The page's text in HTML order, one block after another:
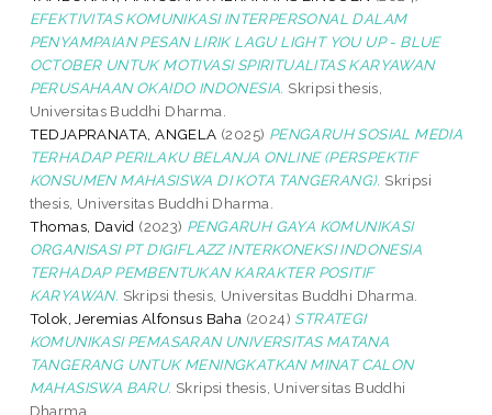
EFEKTIVITAS KOMUNIKASI INTERPERSONAL DALAM
PENYAMPAIAN PESAN LIRIK LAGU LIGHT YOU UP - BLUE
OCTOBER UNTUK MOTIVASI SPIRITUALITAS KARYAWAN
PERUSAHAAN OKAIDO INDONESIA. Skripsi thesis,
Universitas Buddhi Dharma.
TEDJAPRANATA, ANGELA (2025) PENGARUH SOSIAL MEDIA
TERHADAP PERILAKU BELANJA ONLINE (PERSPEKTIF
KONSUMEN MAHASISWA DI KOTA TANGERANG). Skripsi
thesis, Universitas Buddhi Dharma.
Thomas, David (2023) PENGARUH GAYA KOMUNIKASI
ORGANISASI PT DIGIFLAZZ INTERKONEKSI INDONESIA
TERHADAP PEMBENTUKAN KARAKTER POSITIF
KARYAWAN. Skripsi thesis, Universitas Buddhi Dharma.
Tolok, Jeremias Alfonsus Baha (2024) STRATEGI
KOMUNIKASI PEMASARAN UNIVERSITAS MATANA
TANGERANG UNTUK MENINGKATKAN MINAT CALON
MAHASISWA BARU. Skripsi thesis, Universitas Buddhi
Dharma.